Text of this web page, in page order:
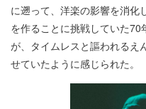
に遡って、洋楽の影響を消化
を作ることに挑戦していた70
が、タイムレスと謳われるえ
せていたように感じられた。